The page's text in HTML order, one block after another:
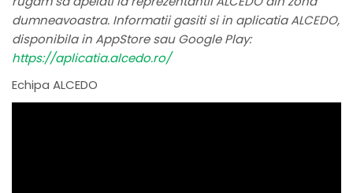
dumneavoastra. Informatii gasiti si in aplicatia ALCEDO,
disponibila in AppStore sau Google Play:
https://aplicatia.alcedo.ro/
Echipa ALCEDO